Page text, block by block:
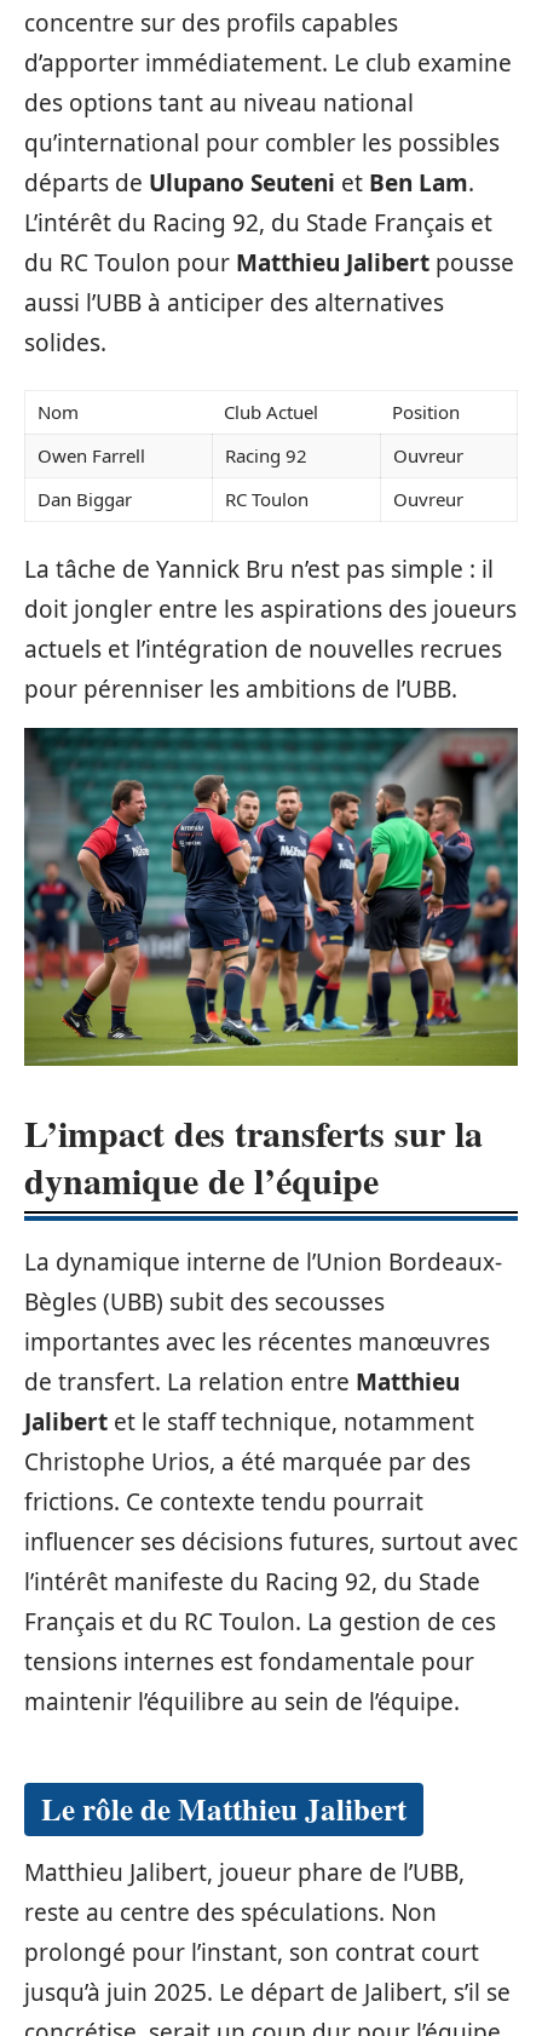
concentre sur des profils capables
d’apporter immédiatement. Le club examine
des options tant au niveau national
qu’international pour combler les possibles
départs de Ulupano Seuteni et Ben Lam.
L’intérêt du Racing 92, du Stade Français et
du RC Toulon pour Matthieu Jalibert pousse
aussi l’UBB à anticiper des alternatives
solides.
Nom Club Actuel
Position
Owen Farrell
Racing 92
Ouvreur
Dan Biggar
RC Toulon Ouvreur
La tâche de Yannick Bru n’est pas simple : il
doit jongler entre les aspirations des joueurs
actuels et l’intégration de nouvelles recrues
pour pérenniser les ambitions de l’UBB.
L’impact des transferts sur la
dynamique de l’équipe
La dynamique interne de l’Union Bordeaux-
Bègles (UBB) subit des secousses
importantes avec les récentes manœuvres
de transfert. La relation entre Matthieu
Jalibert et le staff technique, notamment
Christophe Urios, a été marquée par des
frictions. Ce contexte tendu pourrait
influencer ses décisions futures, surtout avec
l’intérêt manifeste du Racing 92, du Stade
Français et du RC Toulon. La gestion de ces
tensions internes est fondamentale pour
maintenir l’équilibre au sein de l’équipe.
Le rôle de Matthieu Jalibert
Matthieu Jalibert, joueur phare de l’UBB,
reste au centre des spéculations. Non
prolongé pour l’instant, son contrat court
jusqu’à juin 2025. Le départ de Jalibert, s’il se